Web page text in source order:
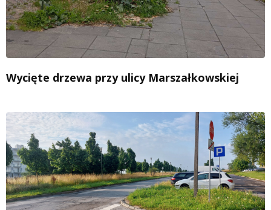
Wycięte drzewa przy ulicy Marszałkowskiej